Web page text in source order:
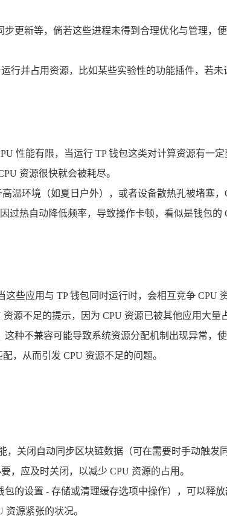
更新等，倘若这些进程未得到合理优化与管理，
行并占用资源，比如某些实验性的功能插件，若
性能有限，当运行 TP 钱包这类对计算资源有一
资源很快就会被耗尽。
温环境（如夏日户外），或者设备散热孔被堵塞
热自动降低频率，导致操作卡顿，看似是钱包的
些应用与 TP 钱包同时运行时，会相互竞争 CPU
源不足的提示，因为 CPU 资源已被其他应用大量
种不兼容可能导致系统资源分配机制出现异常，
，从而引发 CPU 资源不足的问题。
关闭自动同步区块链数据（可在需要时手动触发
，应及时关闭，以减少 CPU 资源的占用。
的设置 - 存储或清理缓存选项中操作），可以释放
源紧张的状况。